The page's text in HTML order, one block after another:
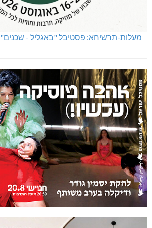
מעלות-תרשיחא: פסטיבל "באגליל - שכנים"